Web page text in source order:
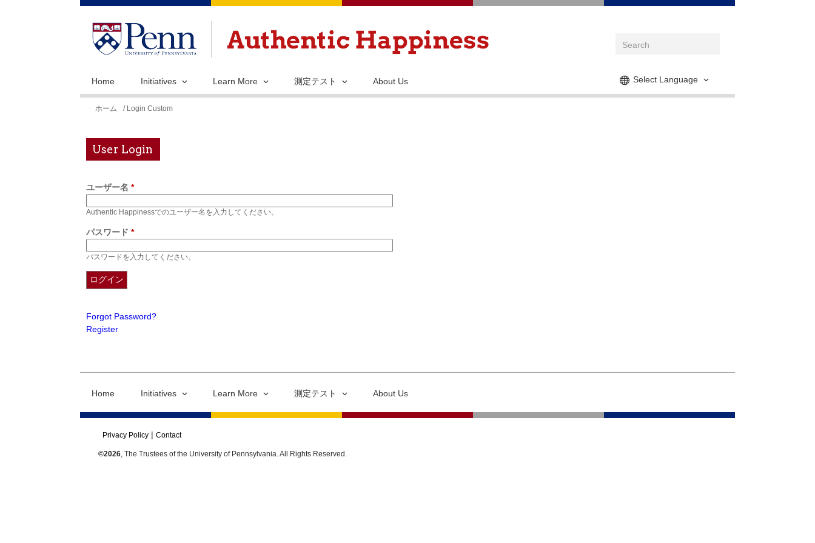
メ
ン
テ
Select Language
Home Initiatives Learn More 測定テスト About Us
現
地
ホーム / Login Custom
User Login
ユーザー名 *
Authentic Happinessでのユーザー名を入力してください。
パスワード *
パスワードを入力してください。
Forgot Password?
Register
Home Initiatives Learn More 測定テスト About Us
Privacy Policy Contact
©2026, The Trustees of the University of Pennsylvania. All Rights Reserved.